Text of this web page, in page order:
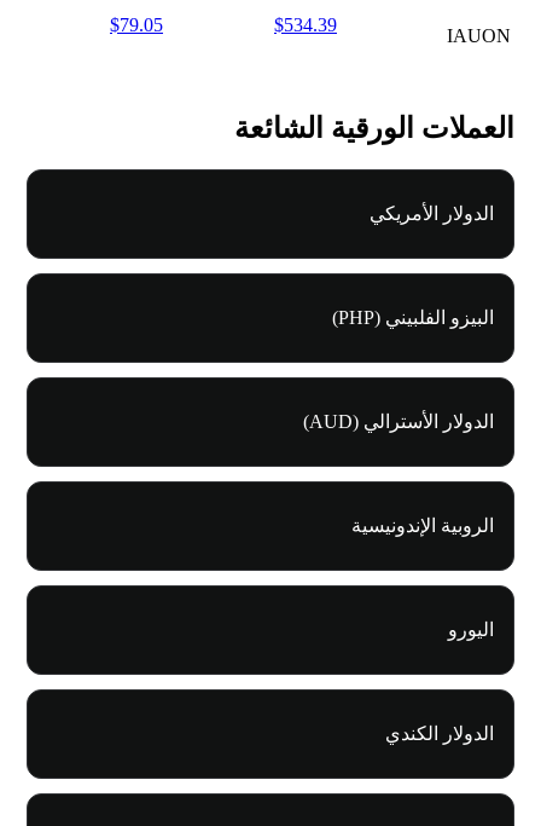
IAUON
$534.39
$79.05
العملات الورقية الشائعة
الدولار الأمريكي
البيزو الفلبيني (PHP)
الدولار الأسترالي (AUD)
الروبية الإندونيسية
اليورو
الدولار الكندي